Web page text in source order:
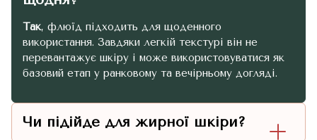
Так, флюїд підходить для щоденного
використання. Завдяки легкій текстурі він не
перевантажує шкіру і може використовуватися як
базовий етап у ранковому та вечірньому догляді.
Чи підійде для жирної шкіри?